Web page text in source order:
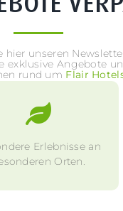
hier unseren
exklusive Angebote
rund um Flair
Erlebnisse an
Orten.